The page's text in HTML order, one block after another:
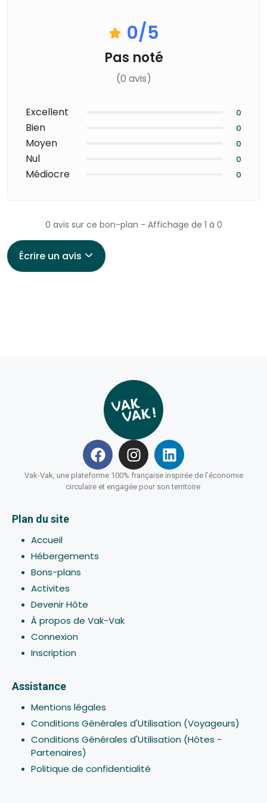
0/5
Pas noté
(0 avis)
Excellent 0
Bien 0
Moyen 0
Nul 0
Médiocre 0
0 avis sur ce bon-plan - Affichage de 1 à 0
Écrire un avis
Vak-Vak, une plateforme 100% française inspirée de l’économie
circulaire et engagée pour son territoire
Plan du site
Accueil
Hébergements
Bons-plans
Activites
Devenir Hôte
À propos de Vak-Vak
Connexion
Inscription
Assistance
Mentions légales
Conditions Générales d'Utilisation (Voyageurs)
Conditions Générales d'Utilisation (Hôtes -
Partenaires)
Politique de confidentialité